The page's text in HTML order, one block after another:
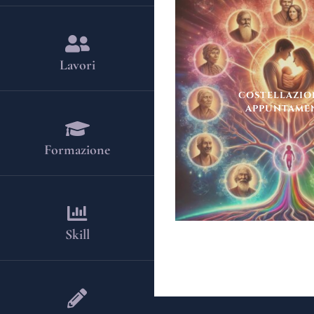
Lavori
Formazione
Skill